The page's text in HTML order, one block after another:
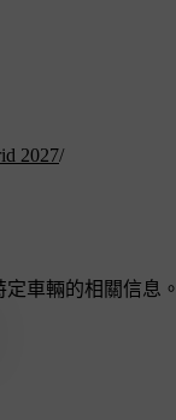
2027/
定車輛的相關信息。